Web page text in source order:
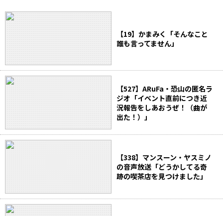
【19】かまみく「そんなこと
誰も言ってません」
【527】ARuFa・恐山の匿名ラ
ジオ「イベント直前につき近
況報告をしあおうぜ！（曲が
出た！）」
【338】マンスーン・ヤスミノ
の音声放送「どうかしてる奇
跡の喫茶店を見つけました」